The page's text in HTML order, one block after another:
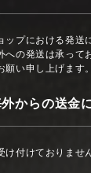
ップにおける発送
への発送は承って
い申し上げます。
からの送金
付けておりませ